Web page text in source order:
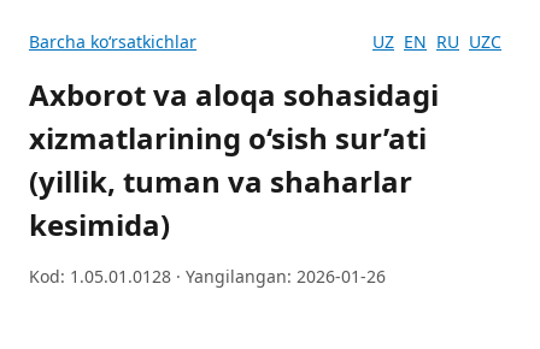
Barcha koʻrsatkichlar UZ EN RU UZC
Axborot va aloqa sohasidagi
xizmatlarining o‘sish sur’ati
(yillik, tuman va shaharlar
kesimida)
Kod: 1.05.01.0128 · Yangilangan: 2026-01-26